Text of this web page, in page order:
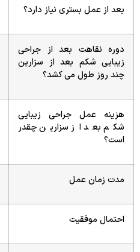
بعد از عمل بستری نیاز دارد؟
دوره نقاهت بعد از جراحی
زیبایی شکم بعد از سزارین
چند روز طول می کشد؟
هزینه عمل جراحی زیبایی
شکم بعد از سزارین چقدر
است؟
مدت زمان عمل
احتمال موفقیت